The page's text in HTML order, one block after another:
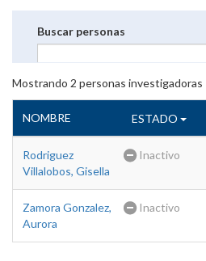
Buscar personas
Mostrando 2 personas investigadoras
NOMBRE ESTADO
Rodriguez
Villalobos, Gisella
Inactivo
Zamora Gonzalez,
Aurora
Inactivo